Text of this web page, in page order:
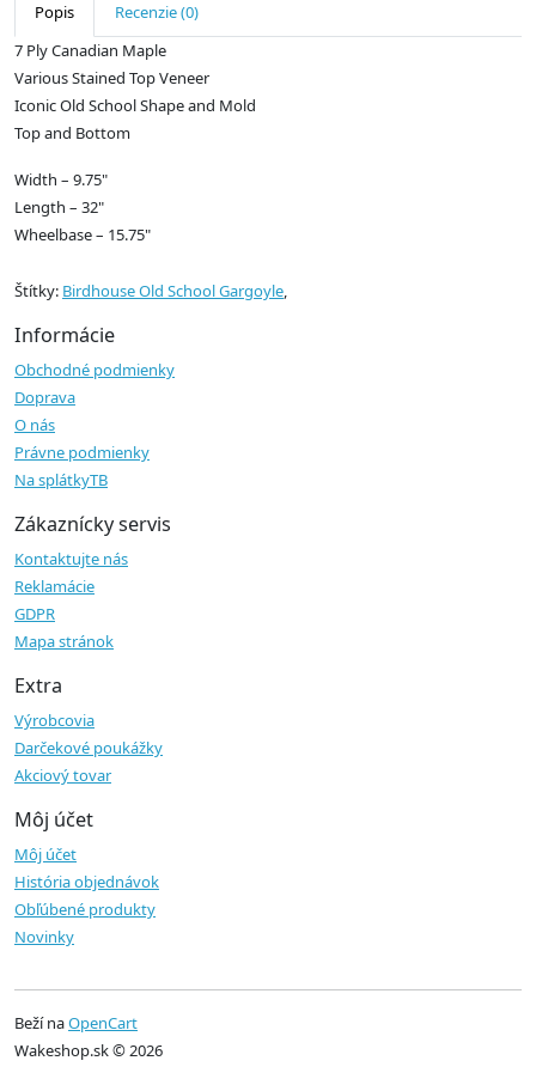
Popis
Recenzie (0)
7 Ply Canadian Maple
Various Stained Top Veneer
Iconic Old School Shape and Mold
Top and Bottom
Width – 9.75"
Length – 32"
Wheelbase– 15.75"
Štítky: Birdhouse Old School Gargoyle,
Informácie
Obchodné podmienky
Doprava
O nás
Právne podmienky
Na splátkyTB
Zákaznícky servis
Kontaktujte nás
Reklamácie
GDPR
Mapa stránok
Extra
Výrobcovia
Darčekové poukážky
Akciový tovar
Môj účet
Môj účet
História objednávok
Obľúbené produkty
Novinky
Beží naOpenCart
Wakeshop.sk © 2026